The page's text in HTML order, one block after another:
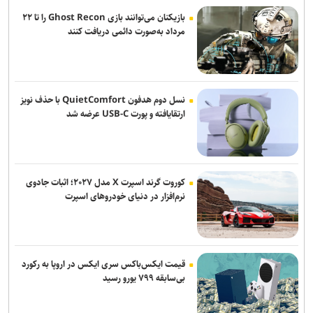
خبرنگاری حرفه‌ای مسئولیتی برای جست‌وجوی حقیقت، مطالبه‌گری آگاهانه
و روایت دقیق و منصفانه رویدادهاست
خبرنگاران با مسئولیت‌پذیری و تعهد در مسیر صیانت از حقیقت و انعکاس
صدای مردم گام برمی‌دارند
توقیف کامیون با راننده ۸ ساله در اصفهان!
بازیکنان می‌توانند بازی Ghost Recon را تا ۲۲
مرداد به‌صورت دائمی دریافت کنند
نسل دوم هدفون QuietComfort با حذف نویز
ارتقایافته و پورت USB-C عرضه شد
کوروت گرند اسپرت X مدل ۲۰۲۷؛ اثبات جادوی
نرم‌افزار در دنیای خودروهای اسپرت
قیمت ایکس‌باکس سری ایکس در اروپا به رکورد
بی‌سابقه ۷۹۹ یورو رسید